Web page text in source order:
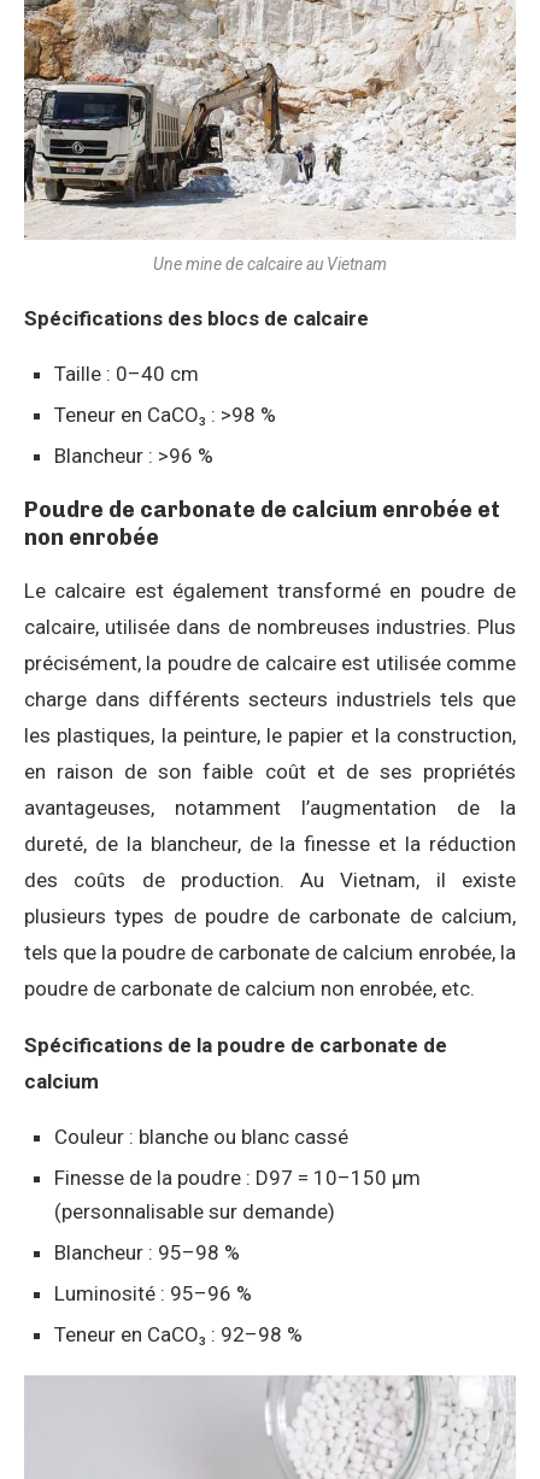
Une mine de calcaire au Vietnam
Spécifications des blocs de calcaire
Taille : 0–40 cm
Teneur en CaCO₃ : >98 %
Blancheur : >96 %
Poudre de carbonate de calcium enrobée et
non enrobée
Le calcaire est également transformé en poudre de
calcaire, utilisée dans de nombreuses industries. Plus
précisément, la poudre de calcaire est utilisée comme
charge dans différents secteurs industriels tels que
les plastiques, la peinture, le papier et la construction,
en raison de son faible coût et de ses propriétés
avantageuses, notamment l’augmentation de la
dureté, de la blancheur, de la finesse et la réduction
des coûts de production. Au Vietnam, il existe
plusieurs types de poudre de carbonate de calcium,
tels que la poudre de carbonate de calcium enrobée, la
poudre de carbonate de calcium non enrobée, etc.
Spécifications de la poudre de carbonate de
calcium
Couleur : blanche ou blanc cassé
Finesse de la poudre : D97 = 10–150 µm
(personnalisable sur demande)
Blancheur : 95–98 %
Luminosité : 95–96 %
Teneur en CaCO₃ : 92–98 %